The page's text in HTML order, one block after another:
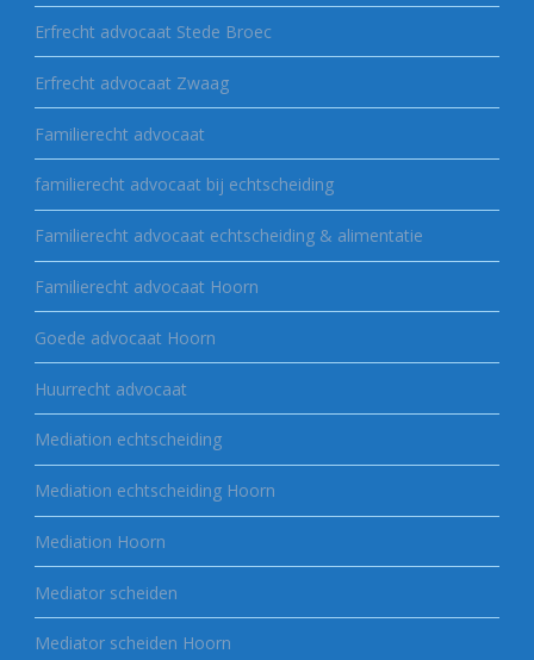
Erfrecht advocaat Stede Broec
Erfrecht advocaat Zwaag
Familierecht advocaat
familierecht advocaat bij echtscheiding
Familierecht advocaat echtscheiding & alimentatie
Familierecht advocaat Hoorn
Goede advocaat Hoorn
Huurrecht advocaat
Mediation echtscheiding
Mediation echtscheiding Hoorn
Mediation Hoorn
Mediator scheiden
Mediator scheiden Hoorn